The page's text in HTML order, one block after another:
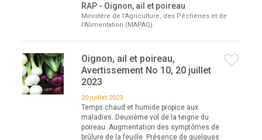
RAP - Oignon, ail et poireau
Ministère de l'Agriculture, des Pêcheries et de
l'Alimentation (MAPAQ)
Oignon, ail et poireau,
Avertissement No 10, 20 juillet
2023
20 juillet 2023
Temps chaud et humide propice aux
maladies. Deuxième vol de la teigne du
poireau. Augmentation des symptômes de
brûlure de la feuille. Présence de quelques